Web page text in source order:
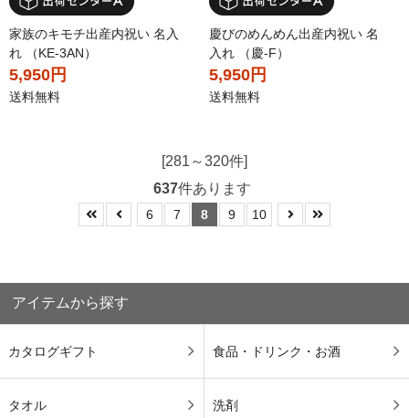
家族のキモチ出産内祝い 名入
れ （KE-3AN）
5,950円
送料無料
慶びのめんめん出産内祝い 名
入れ （慶-F）
5,950円
送料無料
[281～320件]
637件あります
6 7 8 9 10
アイテムから探す
カタログギフト 食品・ドリンク・お酒
タオル 洗剤